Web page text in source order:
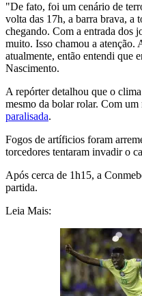
"De fato, foi um cenário de
volta das 17h, a barra brava, a
chegando. Com a entrada dos
muito. Isso chamou a atenção.
atualmente, então entendi
Nascimento.
A repórter detalhou que o
mesmo da bolar rolar. Com
paralisada.
Fogos de artíficios foram
torcedores tentaram invadir o
Após cerca de 1h15, a
partida.
Leia Mais: